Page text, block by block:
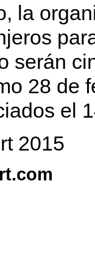
la
serán
28 de
el
2015